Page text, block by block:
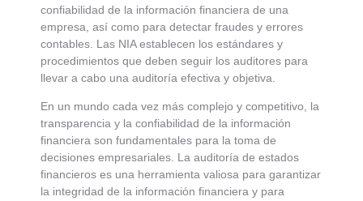
confiabilidad de la información financiera de una
empresa, así como para detectar fraudes y errores
contables. Las NIA establecen los estándares y
procedimientos que deben seguir los auditores para
llevar a cabo una auditoría efectiva y objetiva.
En un mundo cada vez más complejo y competitivo, la
transparencia y la confiabilidad de la información
financiera son fundamentales para la toma de
decisiones empresariales. La auditoría de estados
financieros es una herramienta valiosa para garantizar
la integridad de la información financiera y para